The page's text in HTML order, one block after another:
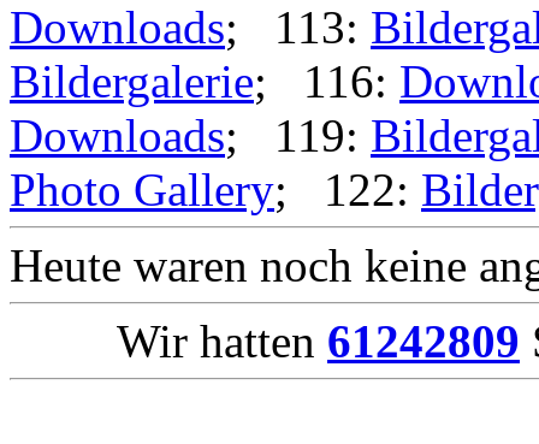
Downloads; 113:
Bildergalerie; 116:
Downloads; 119:
Photo Gallery; 122:
Heute waren noch keine
Wir hatten 61242809